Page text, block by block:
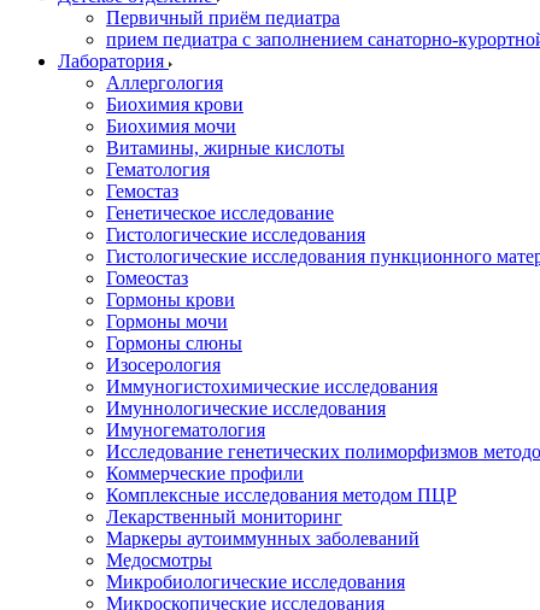
Первичный приём педиатра
прием педиатра с заполнением санаторно-
Лаборатория
Аллергология
Биохимия крови
Биохимия мочи
Витамины, жирные кислоты
Гематология
Гемостаз
Генетическое исследование
Гистологические исследования
Гистологические исследования пункционного
Гомеостаз
Гормоны крови
Гормоны мочи
Гормоны слюны
Изосерология
Иммуногистохимические исследования
Имуннологические исследования
Имуногематология
Исследование генетических полиморфизмов
Коммерческие профили
Комплексные исследования методом ПЦР
Лекарственный мониторинг
Маркеры аутоиммунных заболеваний
Медосмотры
Микробиологические исследования
Микроскопические исследования